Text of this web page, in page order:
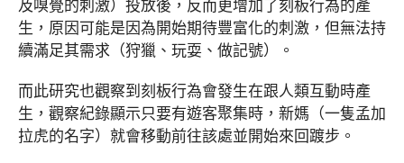
生，原因可能是因為開始期待豐富化的刺激，但無法持
續滿足其需求（狩獵、玩耍、做記號）。
而此研究也觀察到刻板行為會發生在跟人類互動時產
生，觀察紀錄顯示只要有遊客聚集時，新媽（一隻孟加
拉虎的名字）就會移動前往該處並開始來回踱步。